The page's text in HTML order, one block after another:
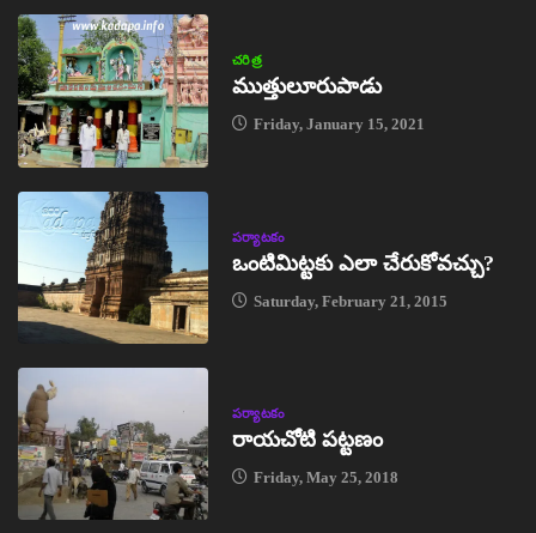
చరిత్ర
ముత్తులూరుపాడు
Friday, January 15, 2021
పర్యాటకం
ఒంటిమిట్టకు ఎలా చేరుకోవచ్చు?
Saturday, February 21, 2015
పర్యాటకం
రాయచోటి పట్టణం
Friday, May 25, 2018